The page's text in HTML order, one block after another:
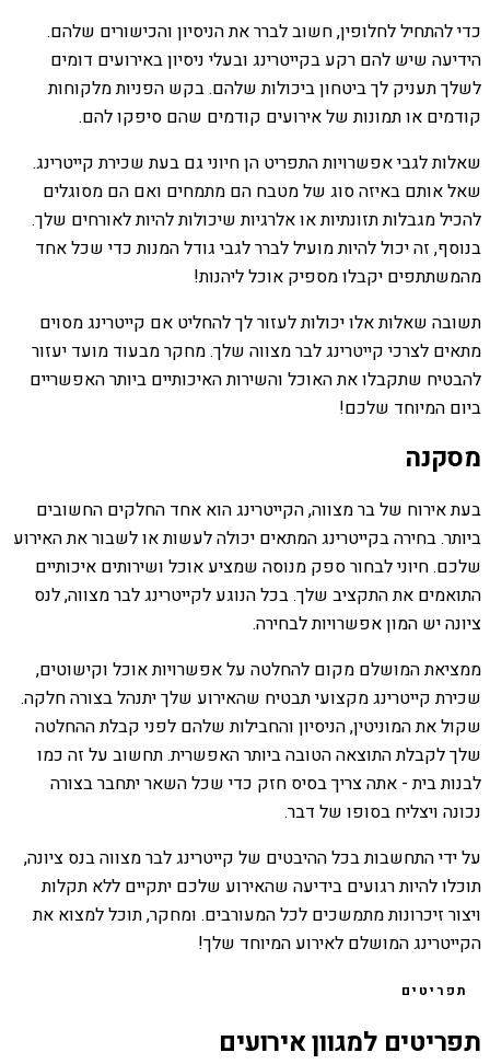
כדי להתחיל לחלופין, חשוב לברר את הניסיון והכישורים שלהם.
הידיעה שיש להם רקע בקייטרינג ובעלי ניסיון באירועים דומים
לשלך תעניק לך ביטחון ביכולות שלהם. בקש הפניות מלקוחות
קודמים או תמונות של אירועים קודמים שהם סיפקו להם.
שאלות לגבי אפשרויות התפריט הן חיוני גם בעת שכירת קייטרינג.
שאל אותם באיזה סוג של מטבח הם מתמחים ואם הם מסוגלים
להכיל מגבלות תזונתיות או אלרגיות שיכולות להיות לאורחים שלך.
בנוסף, זה יכול להיות מועיל לברר לגבי גודל המנות כדי שכל אחד
מהמשתתפים יקבלו מספיק אוכל ליהנות!
תשובה שאלות אלו יכולות לעזור לך להחליט אם קייטרינג מסוים
מתאים לצרכי קייטרינג לבר מצווה שלך. מחקר מבעוד מועד יעזור
להבטיח שתקבלו את האוכל והשירות האיכותיים ביותר האפשריים
ביום המיוחד שלכם!
מסקנה
בעת אירוח של בר מצווה, הקייטרינג הוא אחד החלקים החשובים
ביותר. בחירה בקייטרינג המתאים יכולה לעשות או לשבור את האירוע
שלכם. חיוני לבחור ספק מנוסה שמציע אוכל ושירותים איכותיים
התואמים את התקציב שלך. בכל הנוגע לקייטרינג לבר מצווה, לנס
ציונה יש המון אפשרויות לבחירה.
ממציאת המושלם מקום להחלטה על אפשרויות אוכל וקישוטים,
שכירת קייטרינג מקצועי תבטיח שהאירוע שלך יתנהל בצורה חלקה.
שקול את המוניטין, הניסיון והחבילות שלהם לפני קבלת ההחלטה
שלך לקבלת התוצאה הטובה ביותר האפשרית. תחשוב על זה כמו
לבנות בית - אתה צריך בסיס חזק כדי שכל השאר יתחבר בצורה
נכונה ויצליח בסופו של דבר.
על ידי התחשבות בכל ההיבטים של קייטרינג לבר מצווה בנס ציונה,
תוכלו להיות רגועים בידיעה שהאירוע שלכם יתקיים ללא תקלות
ויצור זיכרונות מתמשכים לכל המעורבים. ומחקר, תוכל למצוא את
הקייטרינג המושלם לאירוע המיוחד שלך!
תפריטים
תפריטים למגוון אירועים